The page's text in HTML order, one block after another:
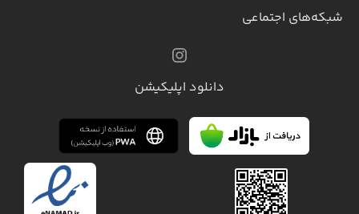
شبکه‌های اجتماعی
دانلود اپلیکیشن